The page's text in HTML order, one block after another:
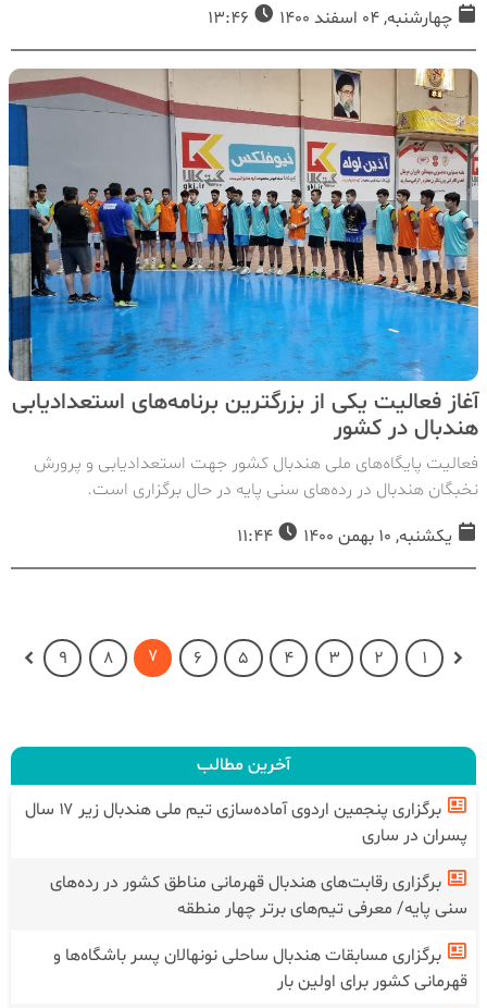
چهارشنبه, 04 اسفند 1400
آغاز فعالیت یکی از بزرگترین برنامه‌های استعدادیابی
هندبال در کشور
فعالیت‌ پایگاه‌های ملی هندبال کشور جهت استعدادیابی و پرورش
نخبگان هندبال در رده‌های سنی پایه در حال برگزاری است.
یکشنبه, 10 بهمن 1400
1
2
3
4
5
6
7
8
9
آخرین مطالب
برگزاری پنجمین اردوی آماده‌سازی تیم ملی هندبال زیر ۱۷ سال
پسران در ساری
برگزاری رقابت‌های هندبال قهرمانی مناطق کشور در رده‌های
سنی پایه/ معرفی تیم‌های برتر چهار منطقه
برگزاری مسابقات هندبال ساحلی نونهالان پسر باشگاه‌ها و
قهرمانی کشور برای اولین بار